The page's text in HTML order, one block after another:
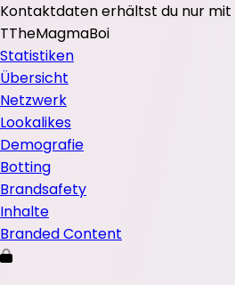
Kontaktdaten erhältst du nur mit
TTheMagmaBoi
Statistiken
Übersicht
Netzwerk
Lookalikes
Demografie
Botting
Brandsafety
Inhalte
Branded Content